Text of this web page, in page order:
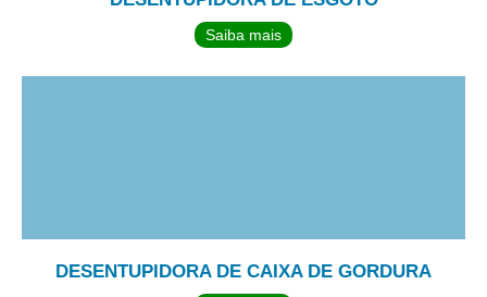
Saiba mais
DESENTUPIDORA DE CAIXA DE GORDURA